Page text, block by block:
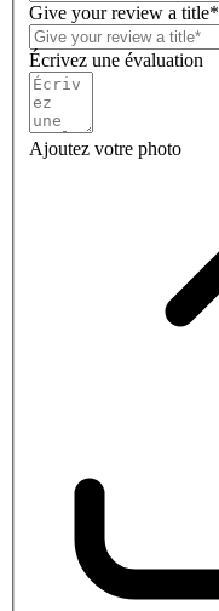
Give your review a title*
Écrivez une évaluation
Ajoutez votre photo